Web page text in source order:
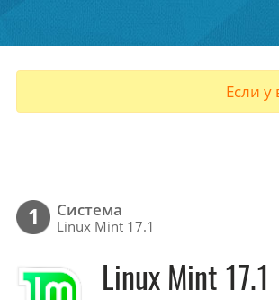
Если у
1 Cистема
Linux Mint 17.1
Linux Mint 17.1